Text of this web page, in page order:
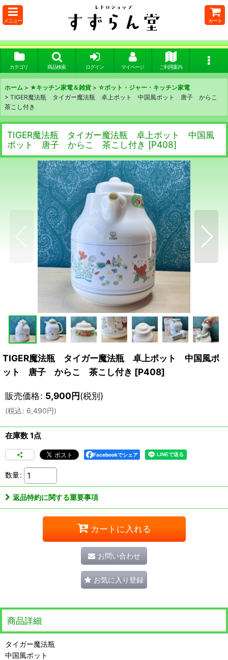
メニュー カート
カテゴリ 商品検索 ログイン マイページ ご利用案内
ホーム > ★キッチン家電＆雑貨 > ☆ポット・ジャー・キッチン家電
> TIGER魔法瓶 タイガー魔法瓶 卓上ポット 中国風ポット 唐子 からこ
茶こし付き
TIGER魔法瓶 タイガー魔法瓶 卓上ポット 中国風
ポット 唐子 からこ 茶こし付き [P408]
TIGER魔法瓶 タイガー魔法瓶 卓上ポット 中国風ポ
ット 唐子 からこ 茶こし付き [P408]
販売価格: 5,900円(税別)
(税込: 6,490円)
在庫数 1点
Facebookでシェア
数量:
返品特約に関する重要事項
カートに入れる
お問い合わせ
お気に入り登録
商品詳細
タイガー魔法瓶
中国風ポット